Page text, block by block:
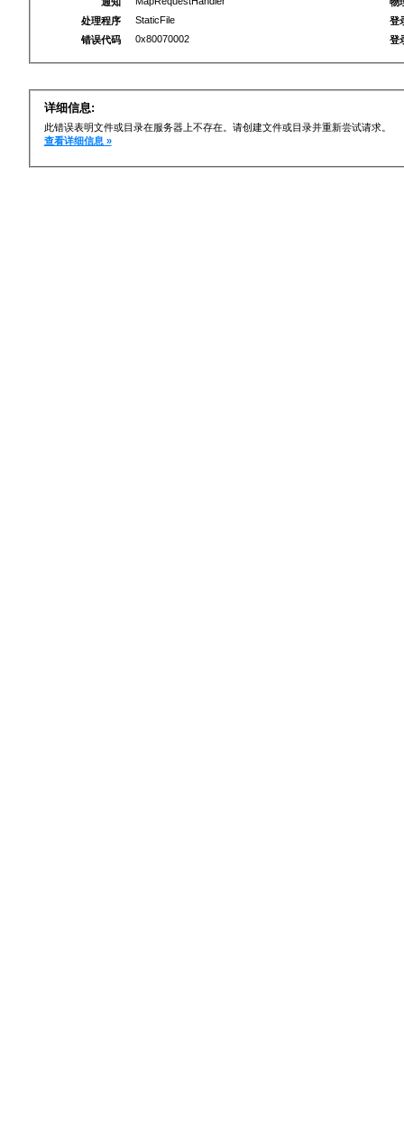
处理程序
StaticFile
错误代码
0x80070002
登
登
详细信息:
此错误表明文件或目录在服务器上不存在。请创建文件或目录并重新尝试请求。
查看详细信息 »